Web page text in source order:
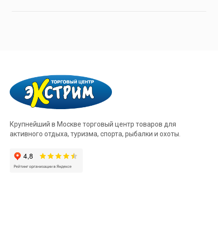
Крупнейший в Москве торговый центр товаров для
активного отдыха, туризма, спорта, рыбалки и охоты.